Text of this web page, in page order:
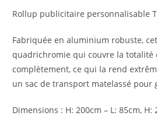
Rollup publicitaire personnalisable
Fabriquée en aluminium robuste,
quadrichromie qui couvre la totalité
complètement, ce qui la rend
un sac de transport matelassé pour
Dimensions : H: 200cm – L: 85cm, H: